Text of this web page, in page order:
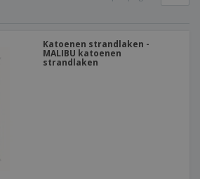
Katoenen strandlaken -
MALIBU katoenen
strandlaken